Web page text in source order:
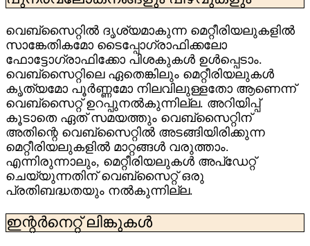
വെബ്‌സൈറ്റിൽ ദൃശ്യമാകുന്ന മെറ്റീരിയലുകളിൽ
സാങ്കേതികമോ ടൈപ്പോഗ്രാഫിക്കലോ
ഫോട്ടോഗ്രാഫിക്കോ പിശകുകൾ ഉൾപ്പെടാം.
വെബ്‌സൈറ്റിലെ ഏതെങ്കിലും മെറ്റീരിയലുകൾ
കൃത്യമോ പൂർണ്ണമോ നിലവിലുള്ളതോ ആണെന്ന്
വെബ്‌സൈറ്റ് ഉറപ്പുനൽകുന്നില്ല. അറിയിപ്പ്
കൂടാതെ ഏത് സമയത്തും വെബ്‌സൈറ്റിന്
അതിന്റെ വെബ്‌സൈറ്റിൽ അടങ്ങിയിരിക്കുന്ന
മെറ്റീരിയലുകളിൽ മാറ്റങ്ങൾ വരുത്താം.
എന്നിരുന്നാലും, മെറ്റീരിയലുകൾ അപ്‌ഡേറ്റ്
ചെയ്യുന്നതിന് വെബ്‌സൈറ്റ് ഒരു
പ്രതിബദ്ധതയും നൽകുന്നില്ല.
ഇന്റർനെറ്റ് ലിങ്കുകൾ